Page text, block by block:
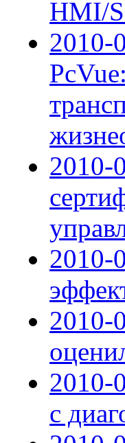
HMI/
2010-
2010-
2010-
2010-
2010-
с